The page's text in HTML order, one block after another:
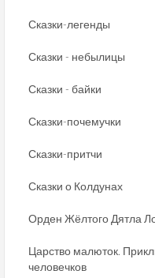
Сказки-легенды
Сказки - небылицы
Сказки - байки
Сказки-почемучки
Сказки-притчи
Сказки о Колдунах
Орден Жёлтого Дятла
Царство малюток.
человечков